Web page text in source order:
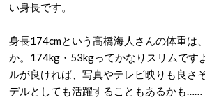
い身長です。
身長174cmという高橋海人さんの体重は
か。174kg・53kgってかなりスリムです
ルが良ければ、写真やテレビ映りも良さ
デルとしても活躍することもあるかも……